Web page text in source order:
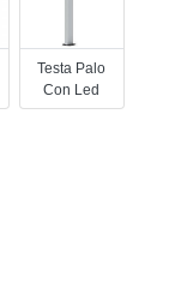
Testa Palo
Con Led